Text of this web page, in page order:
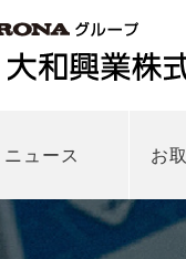
ニュース お